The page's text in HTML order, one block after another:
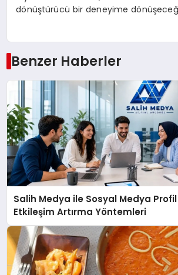
dönüştürücü bir deneyime dönüşeceğ
Benzer Haberler
Salih Medya ile Sosyal Medya
Etkileşim Artırma Yöntemleri